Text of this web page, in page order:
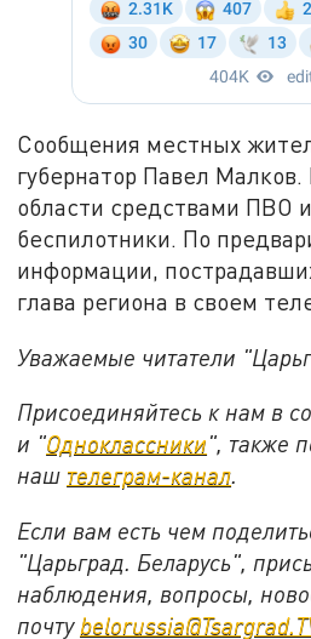
Сообщения местных
губернатор Павел Малков.
области средствами ПВО
беспилотники. По
информации,
глава региона в своем
Уважаемые читатели
Присоединяйтесь к нам в
и "Одноклассники", также
наш телеграм-канал.
Если вам есть чем
"Царьград. Беларусь",
наблюдения, вопросы,
почту